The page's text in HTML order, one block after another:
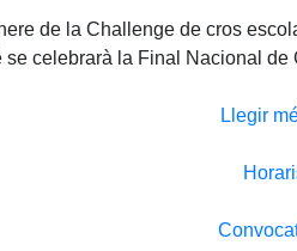
de la Challenge de cros
celebrarà la Final Nacional
Llegir